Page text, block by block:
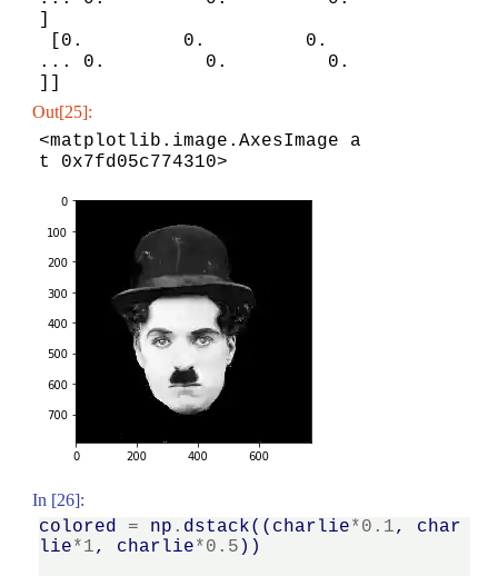
]
... 0.         0.         0.
Out[25]:
<matplotlib.image.AxesImage a
t 0x7fd05c774310>
In [26]:
colored = np . dstack(( charlie* 0.1,
char
lie* 1, charlie* 0.5 ))